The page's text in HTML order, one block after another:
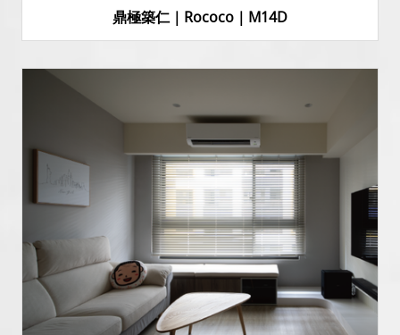
鼎極築仁｜Rococo｜M14D